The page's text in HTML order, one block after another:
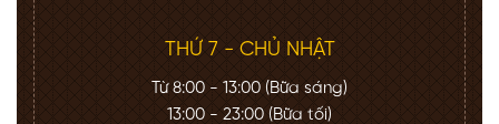
THỨ 7 - CHỦ NHẬT
Từ 8:00 - 13:00 (Bữa sáng)
13:00 - 23:00 (Bữa tối)